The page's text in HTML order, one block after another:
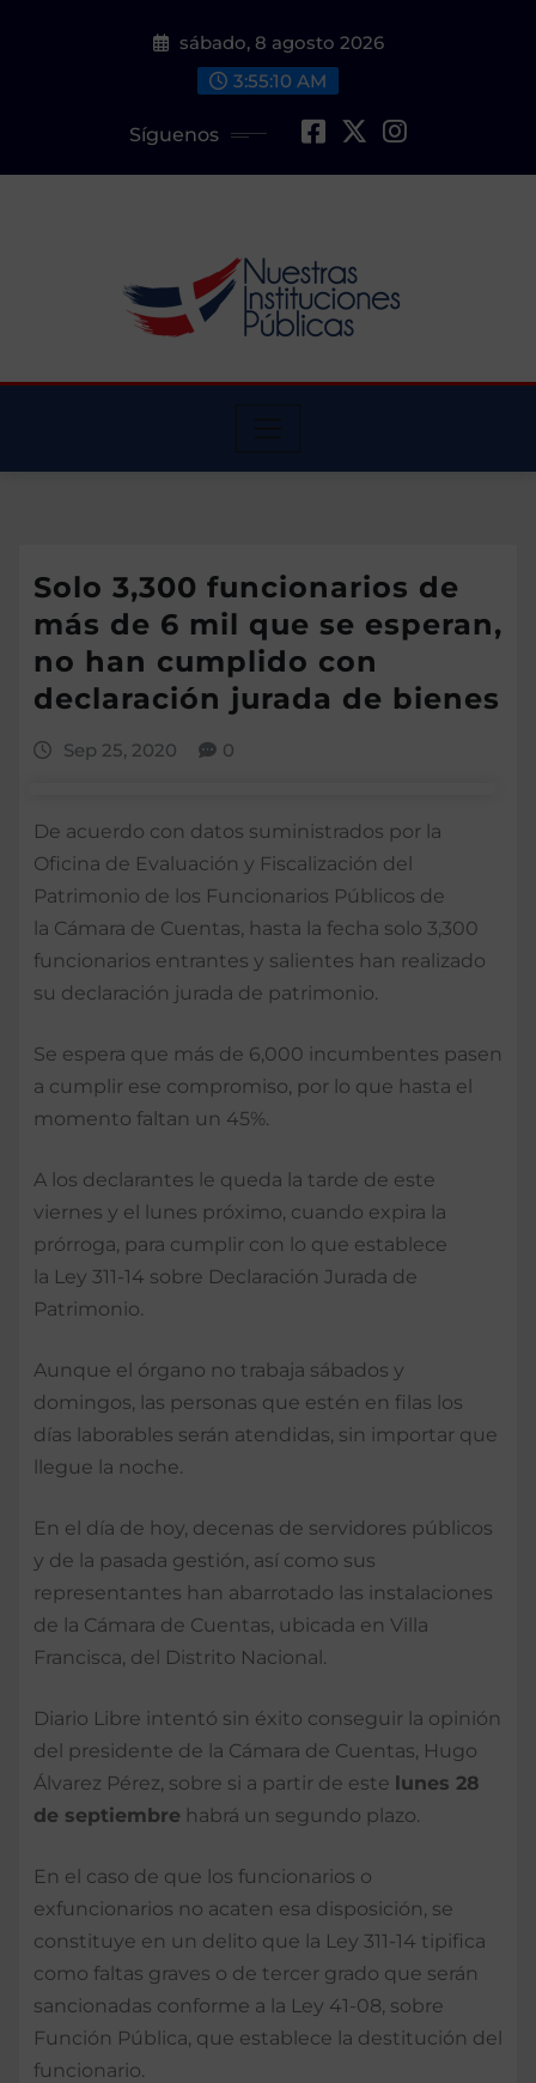
sábado, 8 agosto 2026
3:55:11 AM
Síguenos
Solo 3,300 funcionarios de
más de 6 mil que se esperan,
no han cumplido con
declaración jurada de bienes
Sep 25, 2020 0
De acuerdo con datos suministrados por la
Oficina de Evaluación y Fiscalización del
Patrimonio de los Funcionarios Públicos de
la Cámara de Cuentas, hasta la fecha solo 3,300
funcionarios entrantes y salientes han realizado
su declaración jurada de patrimonio.
Se espera que más de 6,000 incumbentes pasen
a cumplir ese compromiso, por lo que hasta el
momento faltan un 45%.
A los declarantes le queda la tarde de este
viernes y el lunes próximo, cuando expira la
prórroga, para cumplir con lo que establece
la Ley 311-14 sobre Declaración Jurada de
Patrimonio.
Aunque el órgano no trabaja sábados y
domingos, las personas que estén en filas los
días laborables serán atendidas, sin importar que
llegue la noche.
En el día de hoy, decenas de servidores públicos
y de la pasada gestión, así como sus
representantes han abarrotado las instalaciones
de la Cámara de Cuentas, ubicada en Villa
Francisca, del Distrito Nacional.
Diario Libre intentó sin éxito conseguir la opinión
del presidente de la Cámara de Cuentas, Hugo
Álvarez Pérez, sobre si a partir de este lunes 28
de septiembre habrá un segundo plazo.
En el caso de que los funcionarios o
exfuncionarios no acaten esa disposición, se
constituye en un delito que la Ley 311-14 tipifica
como faltas graves o de tercer grado que serán
sancionadas conforme a la Ley 41-08, sobre
Función Pública, que establece la destitución del
funcionario.